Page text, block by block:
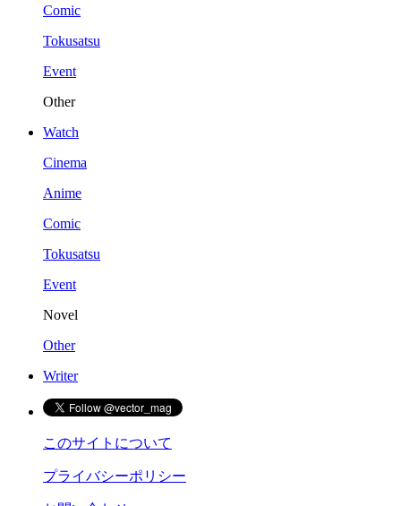
Comic
Tokusatsu
Event
Other
Watch
Cinema
Anime
Comic
Tokusatsu
Event
Novel
Other
Writer
このサイトについて
プライバシーポリシー